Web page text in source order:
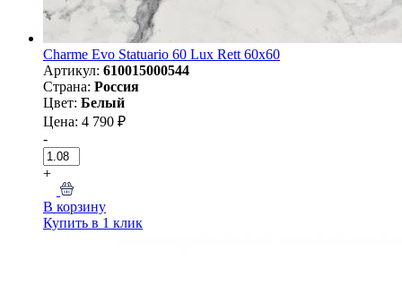
Charme Evo Statuario 60 Lux Rett 60х60
Артикул: 610015000544
Страна: Россия
Цвет: Белый
Цена: 4 790 ₽
-
+
В корзину
Купить в 1 клик